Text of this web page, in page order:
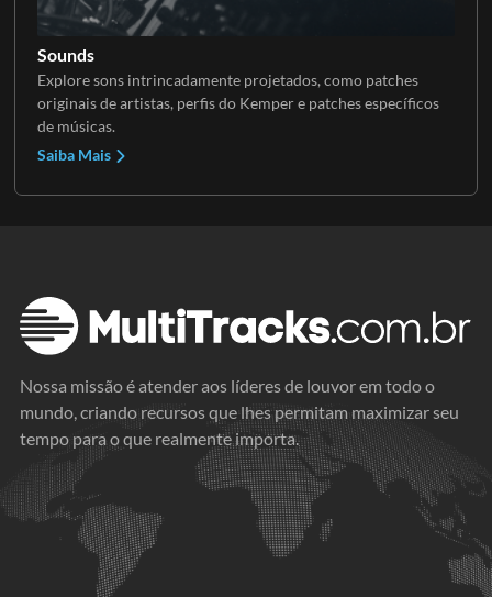
Sounds
Explore sons intrincadamente projetados, como patches
originais de artistas, perfis do Kemper e patches específicos
de músicas.
Saiba Mais
Nossa missão é atender aos líderes de louvor em todo o
mundo, criando recursos que lhes permitam maximizar seu
tempo para o que realmente importa.